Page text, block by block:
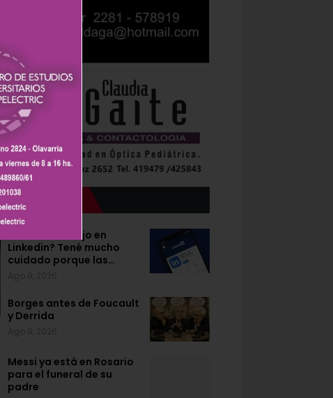
Lo último
¿Buscás trabajo en
Linkedin? Tené mucho
cuidado porque las…
Borges antes de Foucault
y Derrida
Messi ya está en Rosario
para el funeral de su
padre